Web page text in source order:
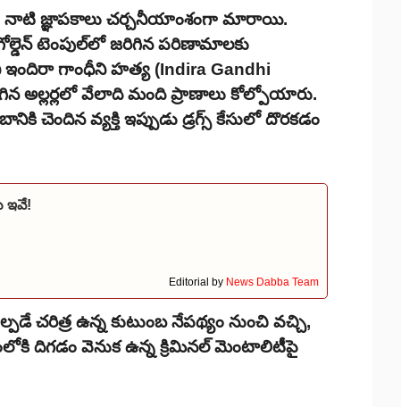
నాటి జ్ఞాపకాలు చర్చనీయాంశంగా మారాయి.
గోల్డెన్ టెంపుల్‌లో జరిగిన పరిణామాలకు
గాంధీని హత్య (Indira Gandhi
అల్లర్లలో వేలాది మంది ప్రాణాలు కోల్పోయారు.
చెందిన వ్యక్తి ఇప్పుడు డ్రగ్స్ కేసులో దొరకడం
ఇవే!
Editorial by News Dabba Team
ఉన్న కుటుంబ నేపథ్యం నుంచి వచ్చి,
దిగడం వెనుక ఉన్న క్రిమినల్ మెంటాలిటీపై